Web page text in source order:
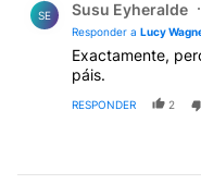
SE Susu Eyheralde
Responder a Lucy
Exactamente,
páis.
RESPONDER 2